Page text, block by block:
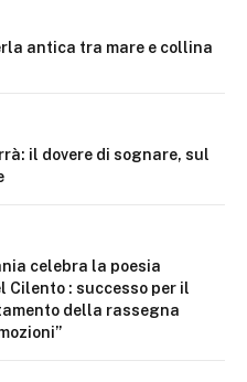
antica tra mare e collina
il dovere di sognare, sul
celebra la poesia
Cilento : successo per il
della rassegna